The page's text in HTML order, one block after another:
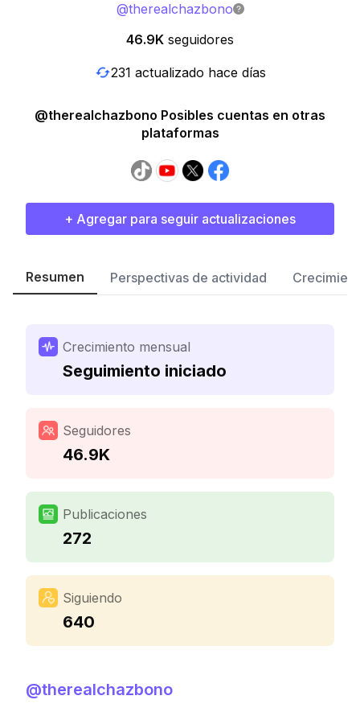
@therealchazbono
46.9K seguidores
231 actualizado hace días
@therealchazbono Posibles cuentas en otras
plataformas
+ Agregar para seguir actualizaciones
Resumen Perspectivas de actividad
Crecimiento mensual
Seguimiento iniciado
Seguidores
46.9K
Publicaciones
272
Siguiendo
640
@therealchazbono